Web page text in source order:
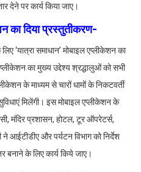
देने पर कार्य किया जाए।
का दिया प्रस्तुतीकरण-
‘यात्रा समाधान’ मोबाइल एप्लीकेशन का
का मुख्य उद्देश्य श्रद्धालुओं को सभी
के माध्यम से चारों धामों के निकटवर्ती
मिलेंगी। इस मोबाइल एप्लीकेशन के
मंदिर प्रशासन, होटल, टूर ऑपरेटर्स,
और पर्यटन विभाग को निर्देश
बनाने के लिए कार्य किये जाए।